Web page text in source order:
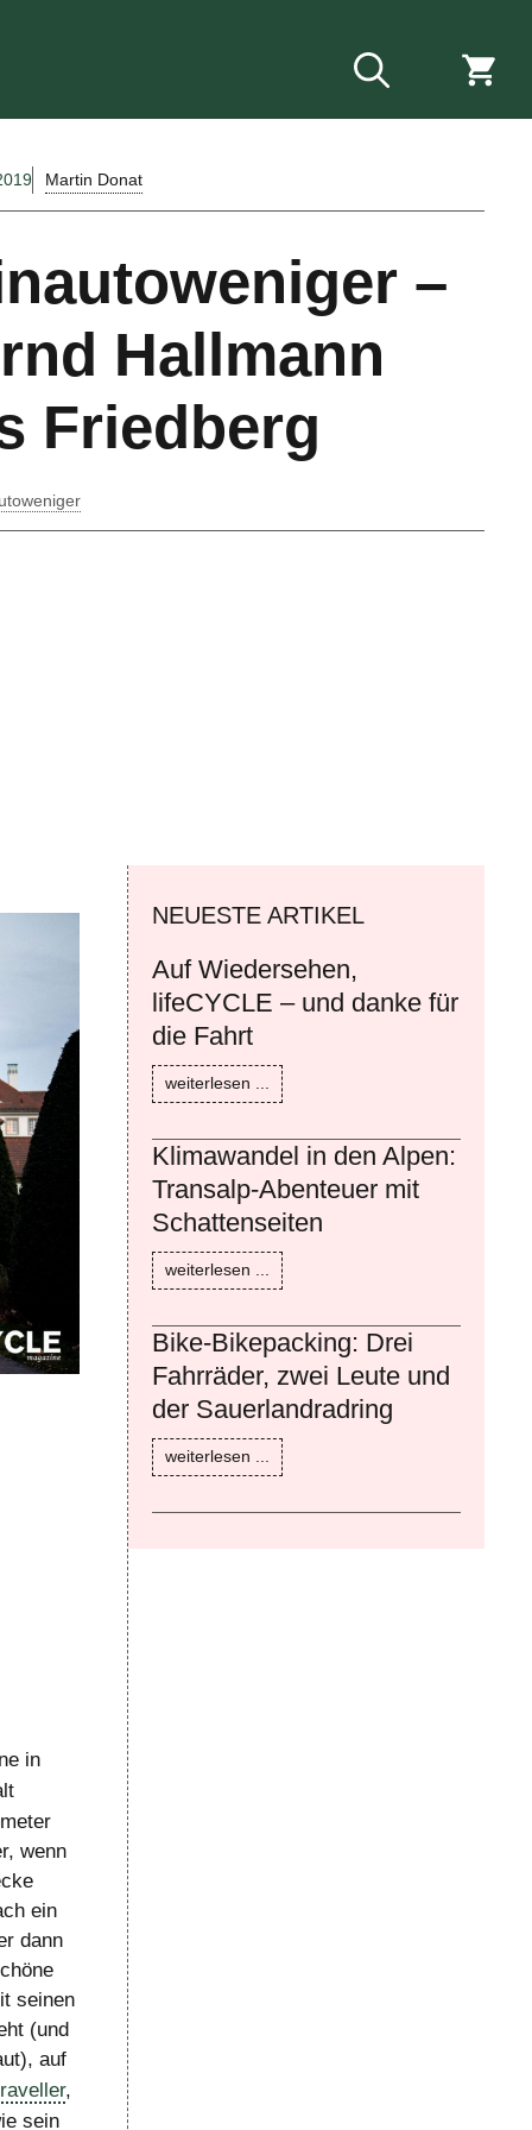
Martin Donat
–
Hallmann
Friedberg
in
wenn
ein
dann
seinen
(und
auf
,
sein
NEUESTE ARTIKEL
Auf Wiedersehen,
lifeCYCLE – und danke für
die Fahrt
weiterlesen ...
Klimawandel in den Alpen:
Transalp-Abenteuer mit
Schattenseiten
weiterlesen ...
Bike-Bikepacking: Drei
Fahrräder, zwei Leute und
der Sauerlandradring
weiterlesen ...